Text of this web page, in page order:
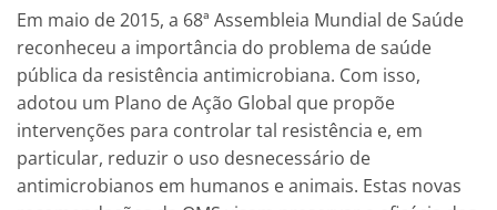
Em maio de 2015, a 68ª Assembleia Mundial de Saúde
reconheceu a importância do problema de saúde
pública da resistência antimicrobiana. Com isso,
adotou um Plano de Ação Global que propõe
intervenções para controlar tal resistência e, em
particular, reduzir o uso desnecessário de
antimicrobianos em humanos e animais. Estas novas